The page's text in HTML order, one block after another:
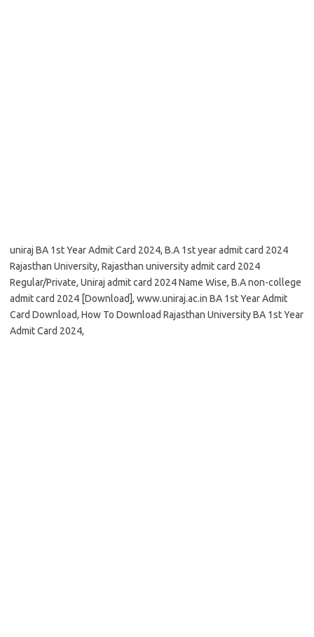
uniraj BA 1st Year Admit Card 2024, B.A 1st year admit card 2024
Rajasthan University, Rajasthan university admit card 2024
Regular/Private, Uniraj admit card 2024 Name Wise, B.A non-college
admit card 2024 [Download], www.uniraj.ac.in BA 1st Year Admit
Card Download, How To Download Rajasthan University BA 1st Year
Admit Card 2024,